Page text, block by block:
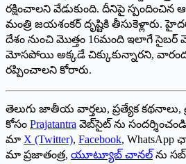
రక్షించాలని వేడుకుంది. దీనిపై
మంత్రి జయశంకర్‌ ‌దృష్టికి తీసుకెళ్లారు.
దేశం నుంచి మొత్తం 16మంది ఇలాగే
మోసపోయి అక్కడే చిక్కుకున్నారని,
రప్పించాలని కోరారు.
తెలుగు జాతీయ వార్తలు, ప్రత్యేక
కోసం Prajatantra వెబ్‌సైట్ ను
మా X (Twitter), Facebook,
మా ప్రజాతంత్ర, యూట్యూబ్ చానల్ ను